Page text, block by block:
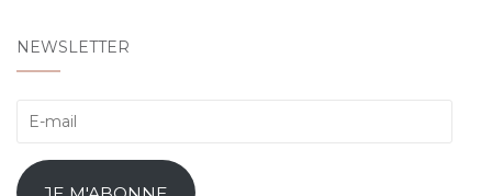
NEWSLETTER
E-